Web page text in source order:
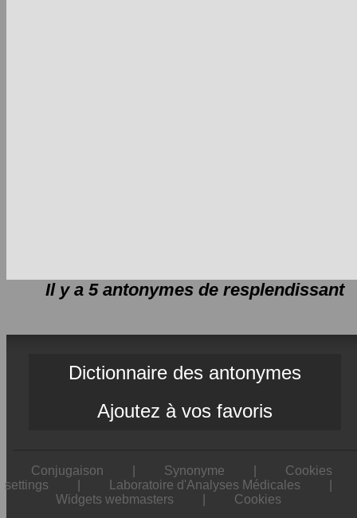
Il y a 5 antonymes de resplendissant
Dictionnaire des antonymes
Ajoutez à vos favoris
Conjugaison Synonyme
Cookies
settings
Laboratoire d'Analyses Médicales
Widgets webmasters
Cookies